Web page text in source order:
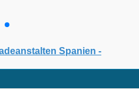
Spanien -